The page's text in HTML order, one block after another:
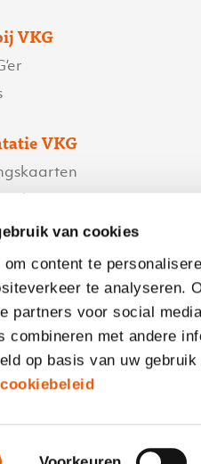
van cookies
content te
te analyseren.
partners voor social
combineren met andere
op basis van uw
cookiebeleid
VKG
VKG
vraag